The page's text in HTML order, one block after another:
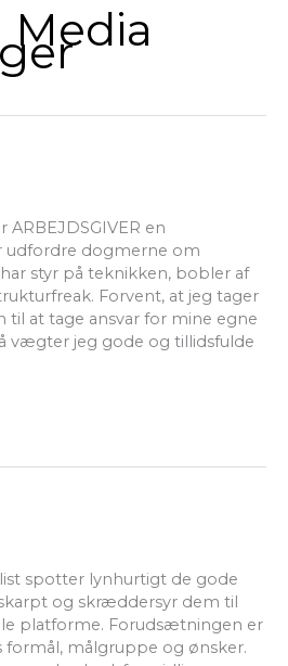
Media
en
udfordre dogmerne om
styr på teknikken, bobler af
Forvent, at jeg tager
til at tage ansvar for mine egne
vægter jeg gode og tillidsfulde
spotter lynhurtigt de gode
og skræddersyr dem til
platforme. Forudsætningen er
formål, målgruppe og ønsker.